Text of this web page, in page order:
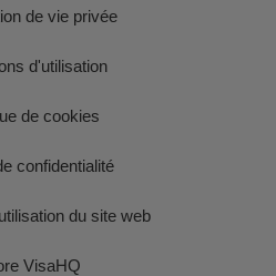
de vie privée
d'utilisation
de cookies
confidentialité
du site web
VisaHQ